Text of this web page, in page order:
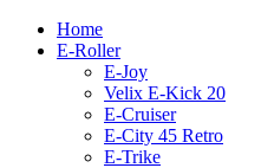
Home
E-Roller
E-Joy
Velix E-Kick 20
E-Cruiser
E-City 45 Retro
E-Trike